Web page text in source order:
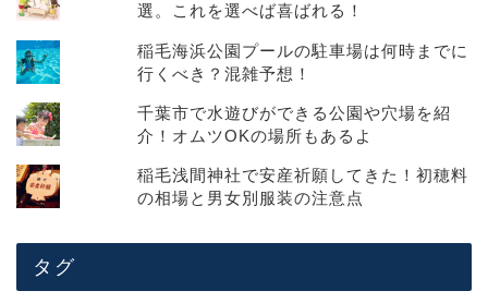
選。これを選べば喜ばれる！
稲毛海浜公園プールの駐車場は何時までに
行くべき？混雑予想！
千葉市で水遊びができる公園や穴場を紹
介！オムツOKの場所もあるよ
稲毛浅間神社で安産祈願してきた！初穂料
の相場と男女別服装の注意点
タグ